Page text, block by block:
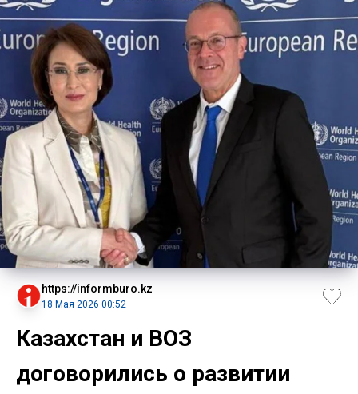
https://informburo.kz
18 Мая 2026 00:52
Казахстан и ВОЗ
договорились о развитии